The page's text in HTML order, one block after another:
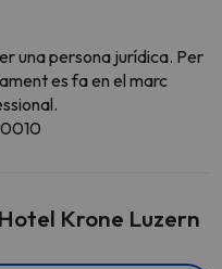
una persona jurídica. Per
es fa en el marc
Krone Luzern